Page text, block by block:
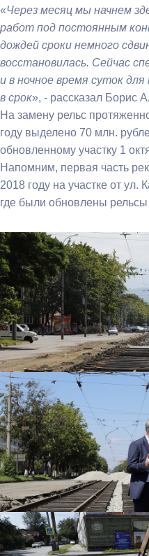
«Через месяц мы начнем
работ под постоянным
дождей сроки немного
восстановилась. Сейчас
и в ночное время суток
в срок», - рассказал Борис
На замену рельс
году выделено 70 млн.
обновленному участку 1
Напомним, первая часть
2018 году на участке от
где были обновлены